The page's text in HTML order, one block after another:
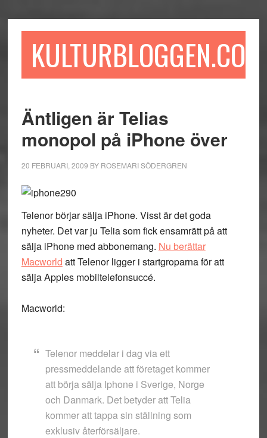
till
till
sidofältet
till
KULTURBLOGGEN.COM
Äntligen är Telias
monopol på iPhone över
20 FEBRUARI, 2009 BY ROSEMARI SÖDERGREN
Telenor börjar sälja iPhone. Visst är det goda
nyheter. Det var ju Telia som fick ensamrätt på att
sälja iPhone med abbonemang. Nu berättar
Macworld att Telenor ligger i startgroparna för att
sälja Apples mobiltelefonsuccé.
Macworld:
Telenor meddelar i dag via ett
pressmeddelande att företaget kommer
att börja sälja Iphone i Sverige, Norge
och Danmark. Det betyder att Telia
kommer att tappa sin ställning som
exklusiv återförsäljare.